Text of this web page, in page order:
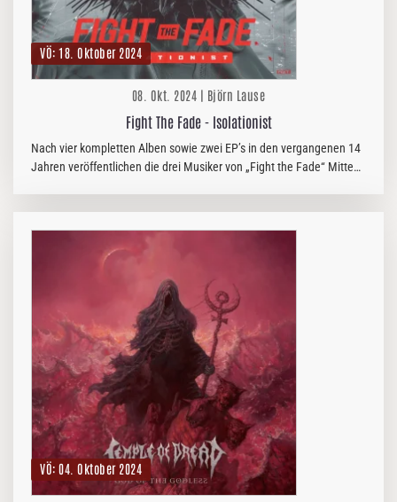
VÖ: 18. Oktober 2024
08. Okt. 2024 | Björn Lause
Fight The Fade - Isolationist
Nach vier kompletten Alben sowie zwei EP’s in den vergangenen 14
Jahren veröffentlichen die drei Musiker von „Fight the Fade“ Mitte
VÖ: 04. Oktober 2024